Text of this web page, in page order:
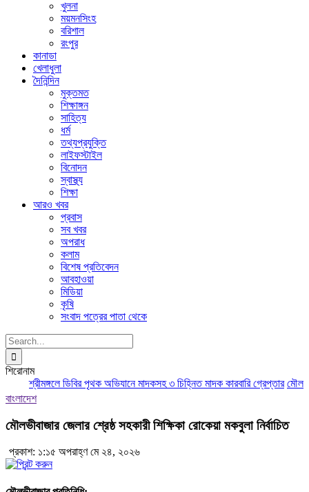
খুলনা
ময়মনসিংহ
বরিশাল
রংপুর
কানাডা
খেলাধুলা
দৈনিন্দিন
মুক্তমত
শিক্ষাঙ্গন
সাহিত্য
ধর্ম
তথ্যপ্রযুক্তি
লাইফস্টাইল
বিনোদন
স্বাস্থ্য
শিক্ষা
আরও খবর
প্রবাস
সব খবর
অপরাধ
কলাম
বিশেষ প্রতিবেদন
আবহাওয়া
মিডিয়া
কৃষি
সংবাদ পত্রের পাতা থেকে
Search
for:
শিরোনাম
শ্রীমঙ্গলে ডিবির পৃথক অভিযানে মাদকসহ ৩ চিহ্নিত মাদক কারবারি গ্রেপ্তার
বাংলাদেশ
মৌলভীবাজার জেলার শ্রেষ্ঠ সহকারী শিক্ষিকা রোকেয়া মকবুলা নির্বাচিত
প্রকাশ: ১:১৫ অপরাহ্ণ মে ২৪, ২০২৬